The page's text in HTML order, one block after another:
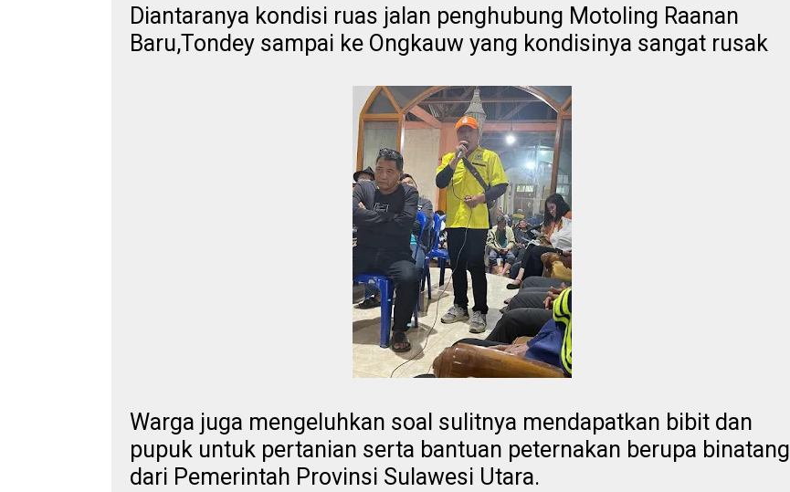
Diantaranya kondisi ruas jalan penghubung Motoling Raanan
Baru,Tondey sampai ke Ongkauw yang kondisinya sangat rusak
Warga juga mengeluhkan soal sulitnya mendapatkan bibit dan
pupuk untuk pertanian serta bantuan peternakan berupa binatang
dari Pemerintah Provinsi Sulawesi Utara.